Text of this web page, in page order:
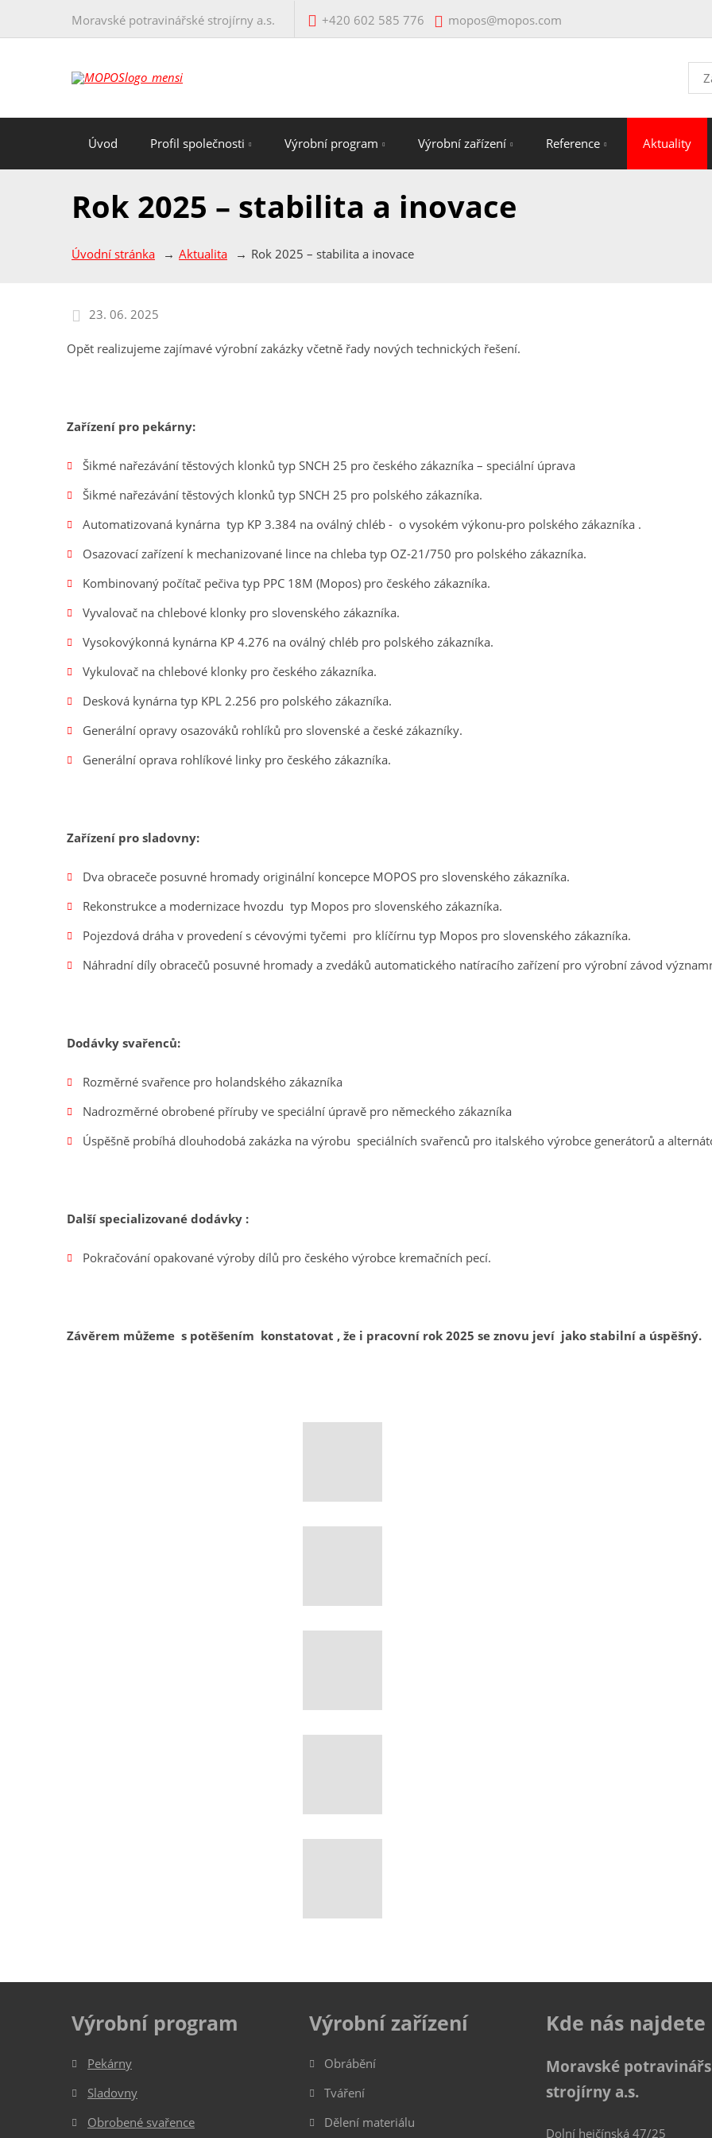
Moravské potravinářské strojírny a.s. +420 602 585 776 mopos@mopos.com
Úvod Profil společnosti Výrobní program Výrobní zařízení Reference Aktuality
Rok 2025 – stabilita a inovace
Úvodní stránka Aktualita Rok 2025 – stabilita a inovace
23. 06. 2025
Opět realizujeme zajímavé výrobní zakázky včetně řady nových technických řešení.
Zařízení pro pekárny:
Šikmé nařezávání těstových klonků typ SNCH 25 pro českého zákazníka – speciální úprava
Šikmé nařezávání těstových klonků typ SNCH 25 pro polského zákazníka.
Automatizovaná kynárna typ KP 3.384 na oválný chléb - o vysokém výkonu-pro polského zákazníka .
Osazovací zařízení k mechanizované lince na chleba typ OZ-21/750 pro polského zákazníka.
Kombinovaný počítač pečiva typ PPC 18M (Mopos) pro českého zákazníka.
Vyvalovač na chlebové klonky pro slovenského zákazníka.
Vysokovýkonná kynárna KP 4.276 na oválný chléb pro polského zákazníka.
Vykulovač na chlebové klonky pro českého zákazníka.
Desková kynárna typ KPL 2.256 pro polského zákazníka.
Generální opravy osazováků rohlíků pro slovenské a české zákazníky.
Generální oprava rohlíkové linky pro českého zákazníka.
Zařízení pro sladovny:
Dva obraceče posuvné hromady originální koncepce MOPOS pro slovenského zákazníka.
Rekonstrukce a modernizace hvozdu typ Mopos pro slovenského zákazníka.
Pojezdová dráha v provedení s cévovými tyčemi pro klíčírnu typ Mopos pro slovenského zákazníka.
Náhradní díly obracečů posuvné hromady a zvedáků automatického natíracího zařízení pro výrobní závod
Dodávky svařenců:
Rozměrné svařence pro holandského zákazníka
Nadrozměrné obrobené příruby ve speciální úpravě pro německého zákazníka
Úspěšně probíhá dlouhodobá zakázka na výrobu speciálních svařenců pro italského výrobce generátorů a
Další specializované dodávky :
Pokračování opakované výroby dílů pro českého výrobce kremačních pecí.
Závěrem můžeme s potěšením konstatovat , že i pracovní rok 2025 se znovu jeví jako stabilní a úspěšný.
Výrobní program
Pekárny
Sladovny
Obrobené svařence
Výrobní zařízení
Obrábění
Tváření
Dělení materiálu
Kde nás najdete
Moravské
strojírny a.s.
Dolní hejčínská 47/25